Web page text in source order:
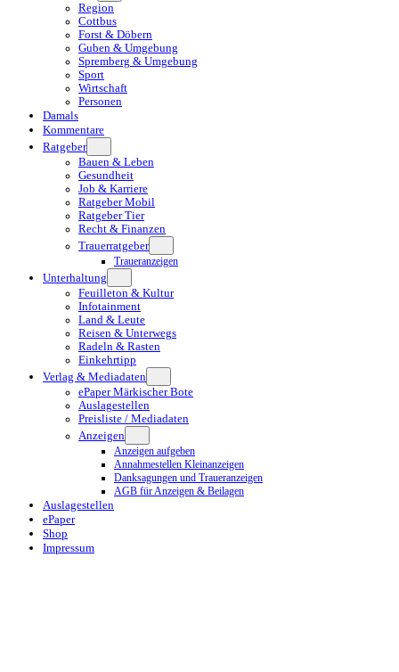
Region
Cottbus
Forst & Döbern
Guben & Umgebung
Spremberg & Umgebung
Sport
Wirtschaft
Personen
Damals
Kommentare
Ratgeber
Bauen & Leben
Gesundheit
Job & Karriere
Ratgeber Mobil
Ratgeber Tier
Recht & Finanzen
Trauerratgeber
Traueranzeigen
Unterhaltung
Feuilleton & Kultur
Infotainment
Land & Leute
Reisen & Unterwegs
Radeln & Rasten
Einkehrtipp
Verlag & Mediadaten
ePaper Märkischer Bote
Auslagestellen
Preisliste / Mediadaten
Anzeigen
Anzeigen aufgeben
Annahmestellen Kleinanzeigen
Danksagungen und Traueranzeigen
AGB für Anzeigen & Beilagen
Auslagestellen
ePaper
Shop
Impressum